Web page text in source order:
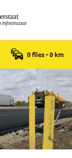
0 files•0 km